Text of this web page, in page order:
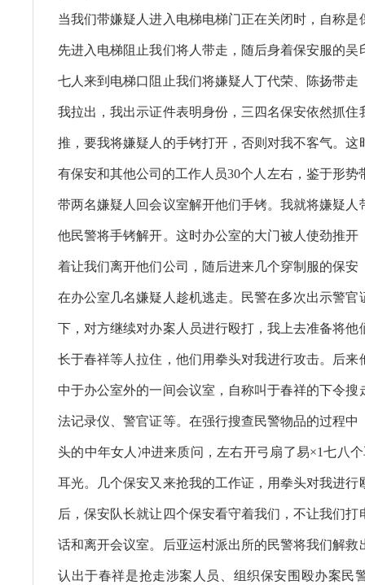
当我们带嫌疑人进入电梯电梯门正在关闭时，自称是
先进入电梯阻止我们将人带走，随后身着保安服的吴
七人来到电梯口阻止我们将嫌疑人丁代荣、陈扬带走
我拉出，我出示证件表明身份，三四名保安依然抓住
推，要我将嫌疑人的手铐打开，否则对我不客气。这
有保安和其他公司的工作人员30个人左右，鉴于形势
带两名嫌疑人回会议室解开他们手铐。我就将嫌疑人
他民警将手铐解开。这时办公室的大门被人使劲推开
着让我们离开他们公司，随后进来几个穿制服的保安
在办公室几名嫌疑人趁机逃走。民警在多次出示警官
下，对方继续对办案人员进行殴打，我上去准备将他
长于春祥等人拉住，他们用拳头对我进行攻击。后来
中于办公室外的一间会议室，自称叫于春祥的下令搜
法记录仪、警官证等。在强行搜查民警物品的过程中
头的中年女人冲进来质问，左右开弓扇了易×1七八
耳光。几个保安又来抢我的工作证，用拳头对我进行
后，保安队长就让四个保安看守着我们，不让我们打
话和离开会议室。后亚运村派出所的民警将我们解救
认出于春祥是抢走涉案人员、组织保安围殴办案民